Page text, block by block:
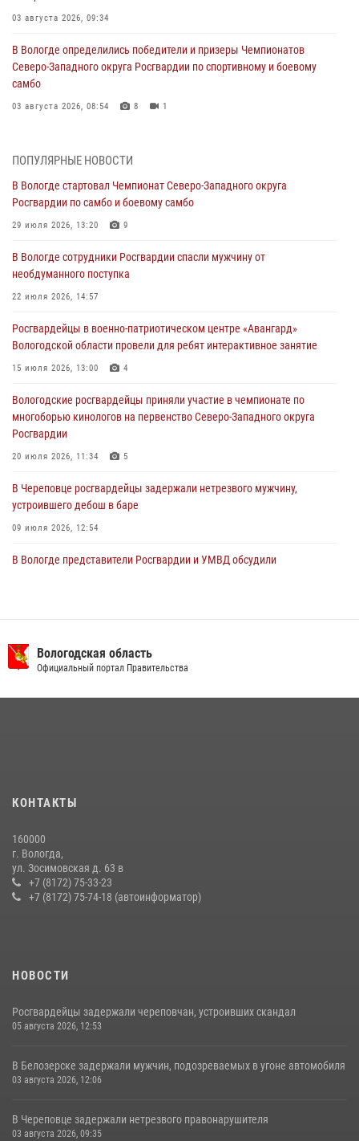
03 августа 2026, 09:34
В Вологде определились победители и призеры Чемпионатов
Северо-Западного округа Росгвардии по спортивному и боевому
самбо
03 августа 2026, 08:54 8 1
ОХРАНЫ РОСГВАРДИИ В ВОЛОГОДСКОЙ ОБЛАСТИ ЗАДЕРЖАНО 23
02 августа 2026, 10:37
Росгвардейцы в г. Соколе задержали несовершеннолетнего
31 июля 2026, 06:43
В Вологде стартовал Чемпионат Северо-Западного округа
29 июля 2026, 13:20
В Вологде росгвардейцы задержали мужчину, подозреваемого в
29 июля 2026, 09:08
ПОПУЛЯРНЫЕ НОВОСТИ
В Вологде стартовал Чемпионат Северо-Западного округа
Росгвардии по самбо и боевому самбо
29 июля 2026, 13:20 9
В Вологде сотрудники Росгвардии спасли мужчину от
необдуманного поступка
22 июля 2026, 14:57
Росгвардейцы в военно-патриотическом центре «Авангард»
Вологодской области провели для ребят интерактивное занятие
15 июля 2026, 13:00 4
Вологодские росгвардейцы приняли участие в чемпионате по
многоборью кинологов на первенство Северо-Западного округа
Росгвардии
20 июля 2026, 11:34 5
В Череповце росгвардейцы задержали нетрезвого мужчину,
устроившего дебош в баре
09 июля 2026, 12:54
В Вологде представители Росгвардии и УМВД обсудили
стрельбу
27 июля 2026, 07:28
угрожавших молодежи расправой
21 единицу оружия изъяли за минувшую неделю сотрудники
Росгвардии в Вологодской области
20 июля 2026, 10:47
Вологодская область
Официальный портал Правительства
КОНТАКТЫ
160000
г. Вологда,
ул. Зосимовская д. 63 в
+7 (8172) 75-33-23
+7 (8172) 75-74-18 (автоинформатор)
НОВОСТИ
Росгвардейцы задержали череповчан, устроивших скандал
05 августа 2026, 12:53
В Белозерске задержали мужчин, подозреваемых в угоне автомобиля
03 августа 2026, 12:06
В Череповце задержали нетрезвого правонарушителя
03 августа 2026, 09:35